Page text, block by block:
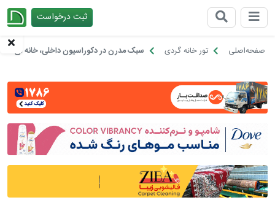
ثبت درخواست
صفحه‌اصلی تور خانه گردی سبک مدرن در دکوراسیون داخلی، خانه ای